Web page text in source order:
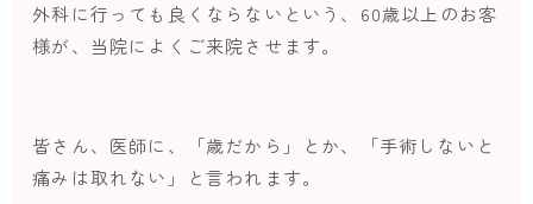
外科に行っても良くならないという、60歳以上のお客
様が、当院によくご来院させます。
皆さん、医師に、「歳だから」とか、「手術しないと
痛みは取れない」と言われます。